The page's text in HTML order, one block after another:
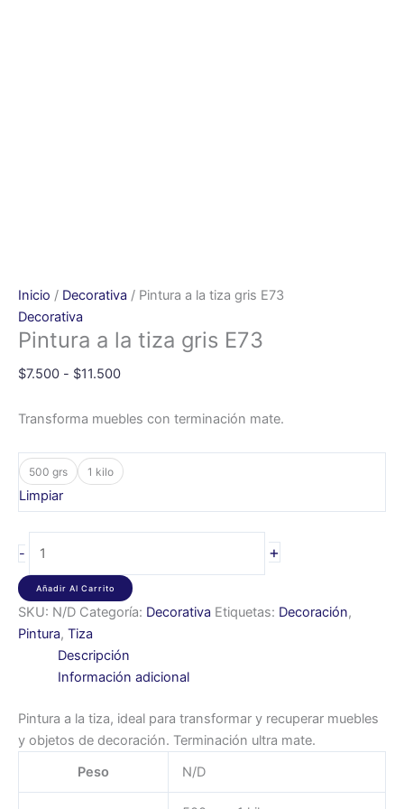
Inicio / Decorativa / Pintura a la tiza gris E73
Decorativa
Pintura a la tiza gris E73
$7.500 - $11.500
Transforma muebles con terminación mate.
500 grs 1 kilo
Limpiar
- +
Añadir Al Carrito
SKU: N/D Categoría: Decorativa Etiquetas: Decoración,
Pintura, Tiza
Descripción
Información adicional
Pintura a la tiza, ideal para transformar y recuperar muebles
y objetos de decoración. Terminación ultra mate.
Peso
N/D